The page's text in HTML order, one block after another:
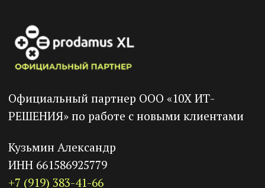
Клуб по подписке
Как провести вебинар
Как создавать ссылки
Как продать курс за 5 минут
Как создать курс за 5 минут
Интеграции
Компания